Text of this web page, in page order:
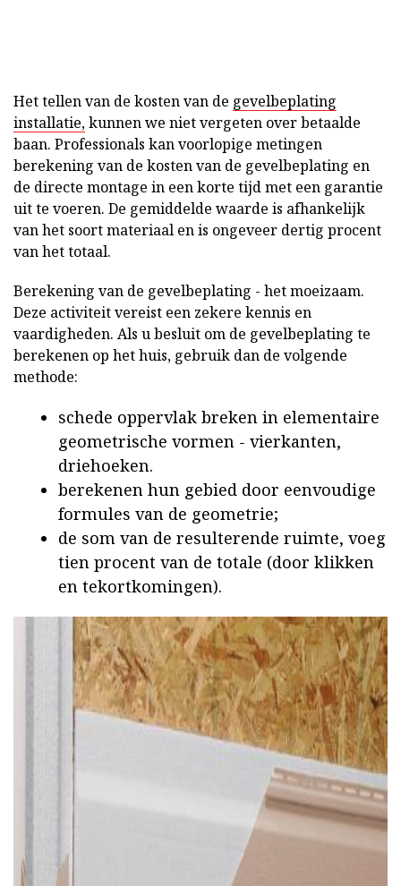
Het tellen van de kosten van de gevelbeplating
installatie,kunnen we niet vergeten over betaalde
baan. Professionals kan voorlopige metingen
berekening van de kosten van de gevelbeplating en
de directe montage in een korte tijd met een garantie
uit te voeren. De gemiddelde waarde is afhankelijk
van het soort materiaal en is ongeveer dertig procent
van het totaal.
Berekening van de gevelbeplating - het moeizaam.
Deze activiteit vereist een zekere kennis en
vaardigheden. Als u besluit om de gevelbeplating te
berekenen op het huis, gebruik dan de volgende
methode:
schede oppervlak breken in elementaire
geometrische vormen - vierkanten,
driehoeken.
berekenen hun gebied door eenvoudige
formules van de geometrie;
de som van de resulterende ruimte, voeg
tien procent van de totale (door klikken
en tekortkomingen).